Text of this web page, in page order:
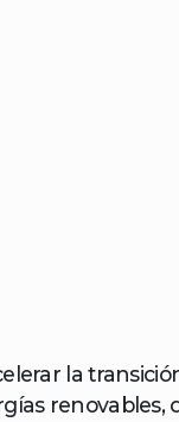
la
renovables,